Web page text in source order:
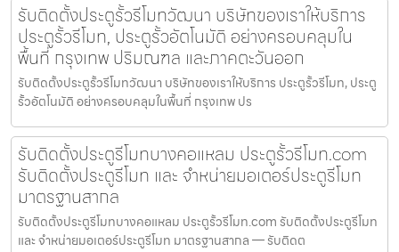
รับติดตั้งประตูรั้วรีโมทวัฒนา บริษัทของเราให้บริการ
ประตูรั้วรีโมท, ประตูรั้วอัตโนมัติ อย่างครอบคลุมใน
พื้นที่ กรุงเทพ ปริมณฑล และภาคตะวันออก
รับติดตั้งประตูรั้วรีโมทวัฒนา บริษัทของเราให้บริการ ประตูรั้วรีโมท, ประตู
รั้วอัตโนมัติ อย่างครอบคลุมในพื้นที่ กรุงเทพ ปร
รับติดตั้งประตูรีโมทบางคอแหลม ประตูรั้วรีโมท.com
รับติดตั้งประตูรีโมท และ จำหน่ายมอเตอร์ประตูรีโมท
มาตรฐานสากล
รับติดตั้งประตูรีโมทบางคอแหลม ประตูรั้วรีโมท.com รับติดตั้งประตูรีโมท
และ จำหน่ายมอเตอร์ประตูรีโมท มาตรฐานสากล — รับติดต